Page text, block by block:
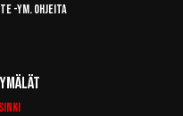
-ym. ohjeita